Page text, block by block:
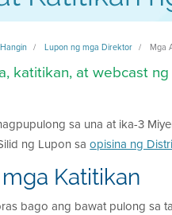
Lupon ng mga Direktor Mga
katitikan, at webcast
sa una at ika-3
ng Lupon saopisina ng
Katitikan
bago ang bawat pulong sa